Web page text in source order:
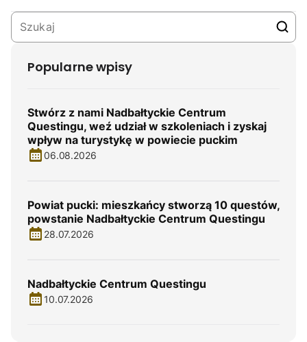
Popularne wpisy
Stwórz z nami Nadbałtyckie Centrum
Questingu, weź udział w szkoleniach i zyskaj
wpływ na turystykę w powiecie puckim
06.08.2026
Powiat pucki: mieszkańcy stworzą 10 questów,
powstanie Nadbałtyckie Centrum Questingu
28.07.2026
Nadbałtyckie Centrum Questingu
10.07.2026